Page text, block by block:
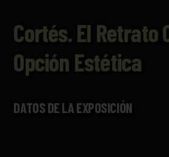
Cortés. El Retrato
Opción Estética
DATOS DE LA EXPOSICIÓN